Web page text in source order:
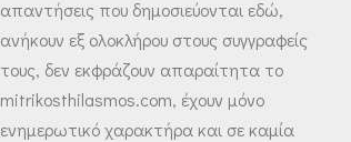
απαντήσεις που δημοσιεύονται εδώ,
ανήκουν εξ ολοκλήρου στους συγγραφείς
τους, δεν εκφράζουν απαραίτητα το
mitrikosthilasmos.com, έχουν μόνο
ενημερωτικό χαρακτήρα και σε καμία